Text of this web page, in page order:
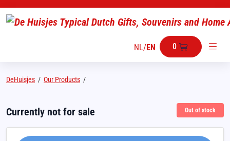
NL/EN 0
DeHuisjes / Our Products /
Currently not for sale Out of stock